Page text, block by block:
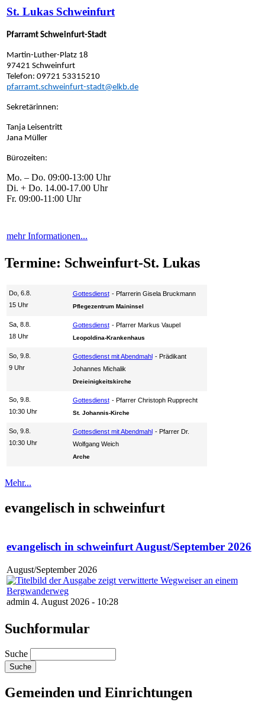
St. Lukas Schweinfurt
Pfarramt Schweinfurt-Stadt
Martin-Luther-Platz 18
97421 Schweinfurt
Telefon: 09721 53315210
pfarramt.schweinfurt-stadt@elkb.de
Sekretärinnen:
Tanja Leisentritt
Jana Müller
Bürozeiten:
Mo. – Do. 09:00-13:00 Uhr
Di. + Do. 14.00-17.00 Uhr
Fr. 09:00-11:00 Uhr
mehr Informationen...
Termine: Schweinfurt-St. Lukas
Do, 6.8.
15 Uhr
Gottesdienst Pfarrerin Gisela Bruckmann
Pflegezentrum Maininsel
Sa, 8.8.
18 Uhr
Gottesdienst Pfarrer Markus Vaupel
Leopoldina-Krankenhaus
So, 9.8.
9 Uhr
Gottesdienst mit Abendmahl
Prädikant
Johannes Michalik
Dreieinigkeitskirche
So, 9.8.
10:30 Uhr
Gottesdienst Pfarrer Christoph Rupprecht
St. Johannis-Kirche
So, 9.8.
10:30 Uhr
Gottesdienst mit Abendmahl
Pfarrer Dr.
Wolfgang Weich
Arche
Mehr...
evangelisch in schweinfurt
evangelisch in schweinfurt August/September 2026
August/September 2026
admin 4. August 2026 - 10:28
Suchformular
Suche
Gemeinden und Einrichtungen